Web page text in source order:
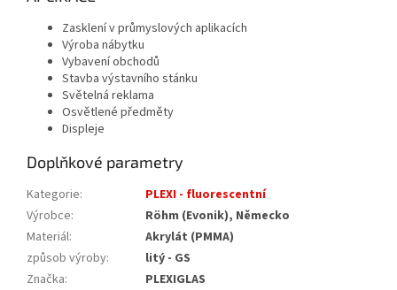
Zasklení v průmyslových aplikacích
Výroba nábytku
Vybavení obchodů
Stavba výstavního stánku
Světelná reklama
Osvětlené předměty
Displeje
Doplňkové parametry
Kategorie:
PLEXI - fluorescentní
Výrobce:
Röhm (Evonik), Německo
Materiál:
Akrylát (PMMA)
způsob výroby:
litý - GS
Značka:
PLEXIGLAS